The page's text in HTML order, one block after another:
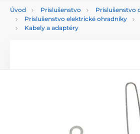
Úvod Príslušenstvo
Príslušenstvo
Príslušenstvo elektrické ohradníky
Kabely a adaptéry